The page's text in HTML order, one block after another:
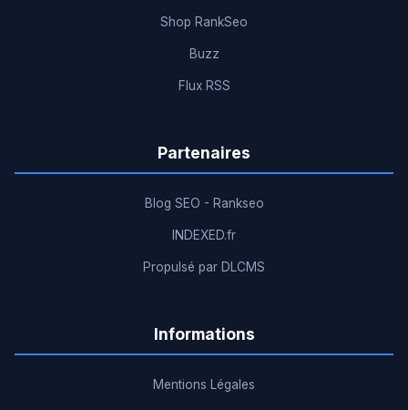
Shop RankSeo
Buzz
Flux RSS
Partenaires
Blog SEO - Rankseo
INDEXED.fr
Propulsé par DLCMS
Informations
Mentions Légales